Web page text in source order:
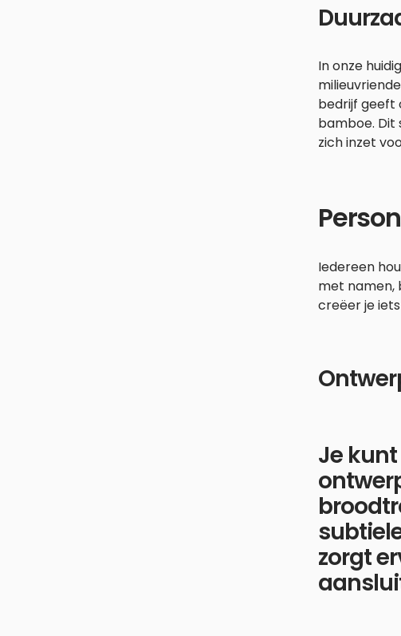
In onze
bedrijf geeft
bamboe. Dit
zich inzet
Iedereen
met namen,
creëer je
Je
zorgt